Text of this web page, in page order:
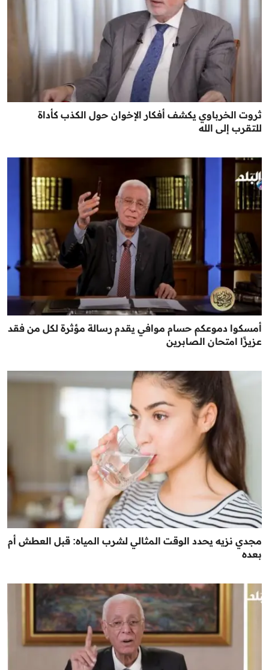
ثروت الخرباوي يكشف أفكار الإخوان حول الكذب كأداة
للتقرب إلى الله
أمسكوا دموعكم حسام موافي يقدم رسالة مؤثرة لكل من فقد
عزيزًا امتحان الصابرين
مجدي نزيه يحدد الوقت المثالي لشرب المياه: قبل العطش أم
بعده